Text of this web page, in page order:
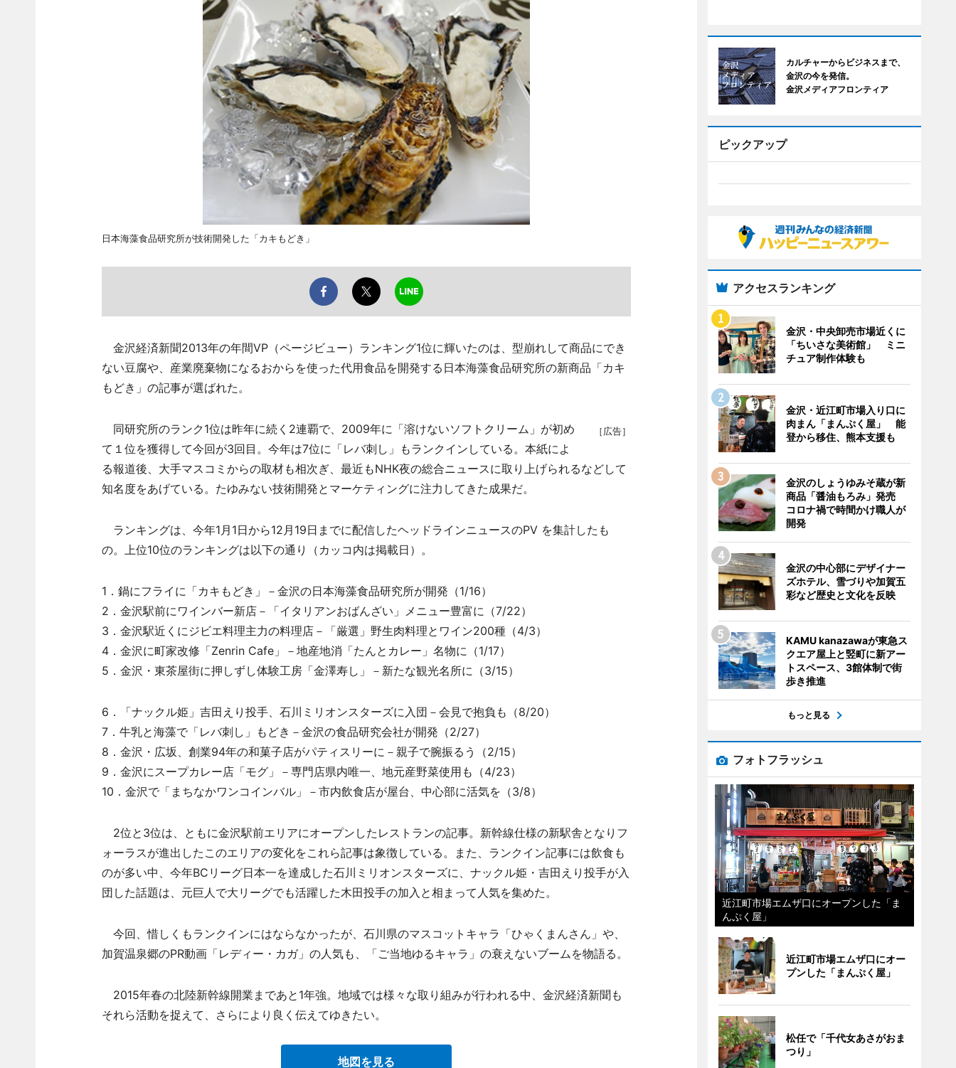
日本海藻食品研究所が技術開発した「カキもどき」
金沢経済新聞2013年の年間VP（ページビュー）ランキング1位に輝いたのは、型崩れして商品にでき
ない豆腐や、産業廃棄物になるおからを使った代用食品を開発する日本海藻食品研究所の新商品「カキ
もどき」の記事が選ばれた。
［広告］
同研究所のランク1位は昨年に続く2連覇で、2009年に「溶けないソフトクリーム」が初め
て１位を獲得して今回が3回目。今年は7位に「レバ刺し」もランクインしている。本紙によ
る報道後、大手マスコミからの取材も相次ぎ、最近もNHK夜の総合ニュースに取り上げられるなどして
知名度をあげている。たゆみない技術開発とマーケティングに注力してきた成果だ。
ランキングは、今年1月1日から12月19日までに配信したヘッドラインニュースのPV を集計したも
の。上位10位のランキングは以下の通り（カッコ内は掲載日）。
1．鍋にフライに「カキもどき」－金沢の日本海藻食品研究所が開発（1/16）
2．金沢駅前にワインバー新店－「イタリアンおばんざい」メニュー豊富に（7/22）
3．金沢駅近くにジビエ料理主力の料理店－「厳選」野生肉料理とワイン200種（4/3）
4．金沢に町家改修「Zenrin Cafe」－地産地消「たんとカレー」名物に（1/17）
5．金沢・東茶屋街に押しずし体験工房「金澤寿し」－新たな観光名所に（3/15）
6．「ナックル姫」吉田えり投手、石川ミリオンスターズに入団－会見で抱負も（8/20）
7．牛乳と海藻で「レバ刺し」もどき－金沢の食品研究会社が開発（2/27）
8．金沢・広坂、創業94年の和菓子店がパティスリーに－親子で腕振るう（2/15）
9．金沢にスープカレー店「モグ」－専門店県内唯一、地元産野菜使用も（4/23）
10．金沢で「まちなかワンコインバル」－市内飲食店が屋台、中心部に活気を（3/8）
2位と3位は、ともに金沢駅前エリアにオープンしたレストランの記事。新幹線仕様の新駅舎となりフ
ォーラスが進出したこのエリアの変化をこれら記事は象徴している。また、ランクイン記事には飲食も
のが多い中、今年BCリーグ日本一を達成した石川ミリオンスターズに、ナックル姫・吉田えり投手が入
団した話題は、元巨人で大リーグでも活躍した木田投手の加入と相まって人気を集めた。
今回、惜しくもランクインにはならなかったが、石川県のマスコットキャラ「ひゃくまんさん」や、
加賀温泉郷のPR動画「レディー・カガ」の人気も、「ご当地ゆるキャラ」の衰えないブームを物語る。
2015年春の北陸新幹線開業まであと1年強。地域では様々な取り組みが行われる中、金沢経済新聞も
それら活動を捉えて、さらにより良く伝えてゆきたい。
地図を見る
カルチャーからビジネスまで、
金沢の今を発信。
金沢メディアフロンティア
ピックアップ
アクセスランキング
金沢・中央卸売市場近くに
「ちいさな美術館」 ミニ
チュア制作体験も
金沢・近江町市場入り口に
肉まん「まんぷく屋」 能
登から移住、熊本支援も
金沢のしょうゆみそ蔵が新
商品「醤油もろみ」発売
コロナ禍で時間かけ職人が
開発
金沢の中心部にデザイナー
ズホテル、雪づりや加賀五
彩など歴史と文化を反映
KAMU kanazawaが東急ス
クエア屋上と竪町に新アー
トスペース、3館体制で街
歩き推進
もっと見る
フォトフラッシュ
近江町市場エムザ口にオープンした「ま
んぷく屋」
近江町市場エムザ口にオー
プンした「まんぷく屋」
松任で「千代女あさがおま
つり」